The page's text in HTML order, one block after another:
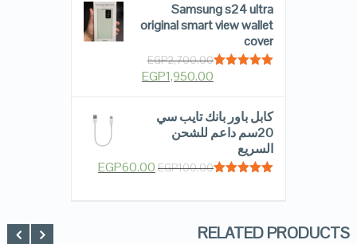
Samsung s24 ultra
original smart view wallet
cover
EGP2,700.00
EGP1,950.00
كابل باور بانك تايب سي
20سم داعم للشحن
السريع
EGP100.00
EGP60.00
RELATED PRODUCTS